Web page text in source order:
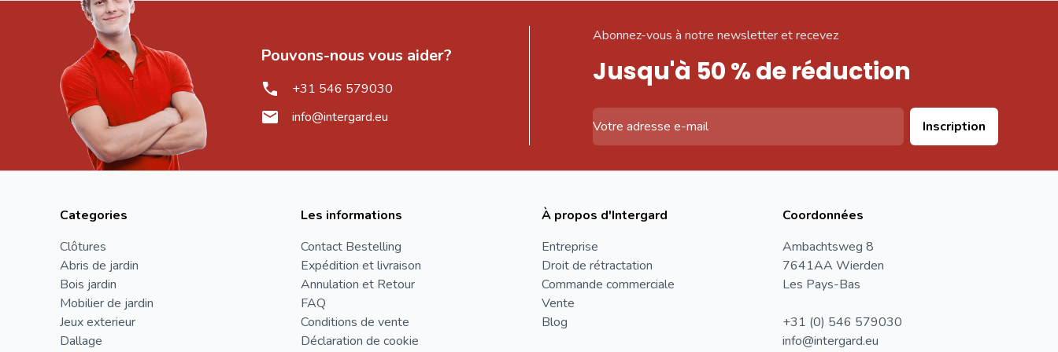
Pouvons-nous vous aider?
+31 546 579030
info@intergard.eu
Abonnez-vous à notre newsletter et recevez
Jusqu'à 50 % de réduction
Inscription
Categories
Clôtures
Abris de jardin
Bois jardin
Mobilier de jardin
Jeux exterieur
Dallage
Les informations
Contact Bestelling
Expédition et livraison
Annulation et Retour
FAQ
Conditions de vente
Déclaration de cookie
À propos d'Intergard
Entreprise
Droit de rétractation
Commande commerciale
Vente
Blog
Coordonnées
Ambachtsweg 8
7641AA Wierden
Les Pays-Bas
+31 (0) 546 579030
info@intergard.eu